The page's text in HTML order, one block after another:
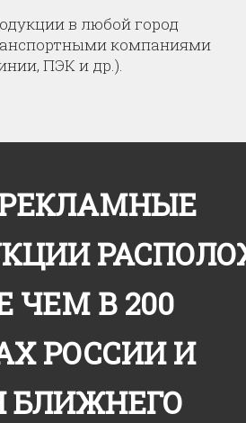
в любой город
компаниями
ПЭК и др.).
ЧЕМ В 200
РОССИИ И
БЛИЖНЕГО